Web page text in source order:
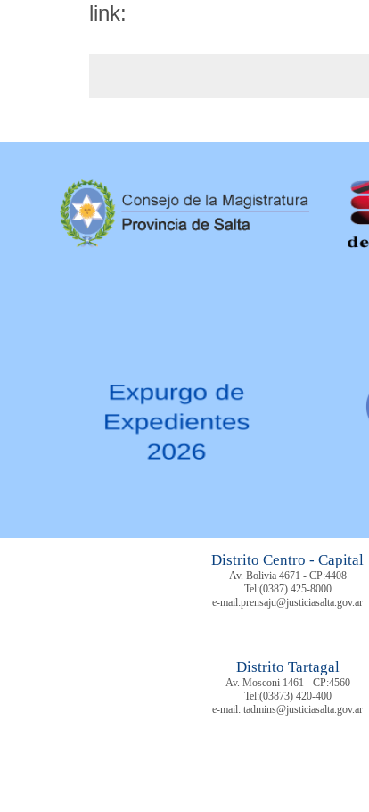
link:
Distrito Centro - Capital
Av. Bolivia 4671 - CP:4408
Tel:(0387) 425-8000
e-mail:prensaju@justiciasalta.gov.ar
Distrito Tartagal
Av. Mosconi 1461 - CP:4560
Tel:(03873) 420-400
e-mail: tadmins@justiciasalta.gov.ar